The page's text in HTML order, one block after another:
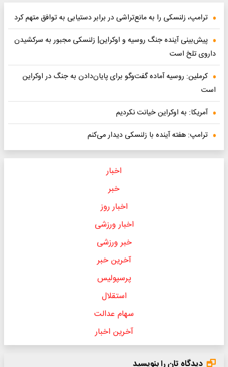
ترامپ، زلنسکی را به مانع‌تراشی در برابر دستیابی به توافق متهم کرد
پیش‌بینی آینده جنگ روسیه و اوکراین| زلنسکی مجبور به سرکشیدن
داروی تلخ است
کرملین: روسیه آماده گفت‌وگو برای پایان‌دادن به جنگ در اوکراین
است
آمریکا: به اوکراین خیانت نکردیم
ترامپ: هفته آینده با زلنسکی دیدار می‌کنم
اخبار
خبر
اخبار روز
اخبار ورزشی
خبر ورزشی
آخرین خبر
پرسپولیس
استقلال
سهام عدالت
آخرین اخبار
دیدگاه تان را بنویسید